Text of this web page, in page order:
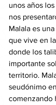
unos años
nos
Malala es
que vive en
donde los
importante
territorio.
seudónimo
comenzando